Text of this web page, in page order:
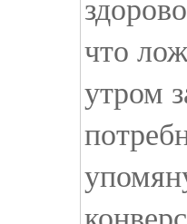
что
утром